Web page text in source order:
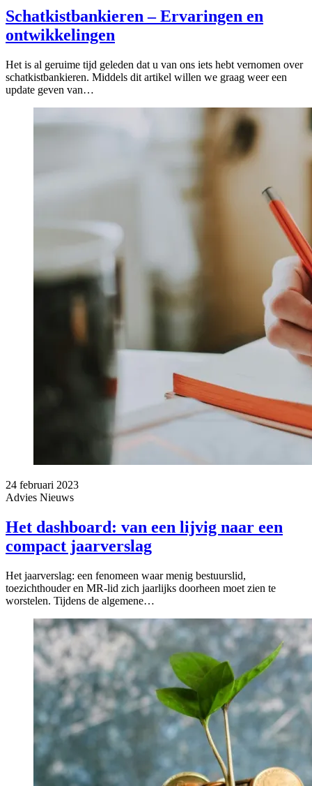
Schatkistbankieren – Ervaringen en
ontwikkelingen
Het is al geruime tijd geleden dat u van ons iets hebt vernomen over
schatkistbankieren. Middels dit artikel willen we graag weer een
update geven van…
24 februari 2023
Advies Nieuws
Het dashboard: van een lijvig naar een
compact jaarverslag
Het jaarverslag: een fenomeen waar menig bestuurslid,
toezichthouder en MR-lid zich jaarlijks doorheen moet zien te
worstelen. Tijdens de algemene…